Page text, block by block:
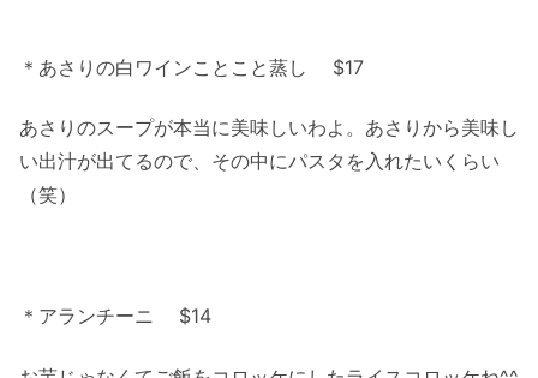
＊あさりの白ワインことこと蒸し $17
あさりのスープが本当に美味しいわよ。あさりから美味し
い出汁が出てるので、その中にパスタを入れたいくらい
（笑）
＊アランチーニ $14